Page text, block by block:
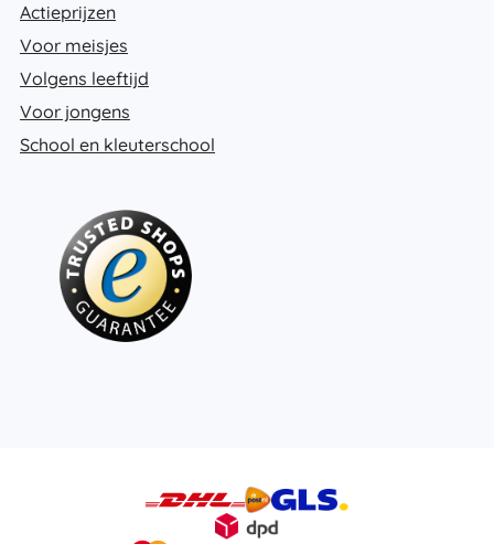
Actieprijzen
Voor meisjes
Volgens leeftijd
Voor jongens
School en kleuterschool